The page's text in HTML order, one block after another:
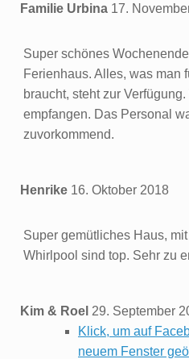
Familie Urbina 17.
Super schönes
Ferienhaus. Alles, was man
braucht, steht zur
empfangen. Das Personal
zuvorkommend.
Henrike 16. Oktober 2018
Super gemütliches Haus,
Whirlpool sind top. Sehr zu
Kim & Roel 29. September
Klick, um auf
neuem Fenster